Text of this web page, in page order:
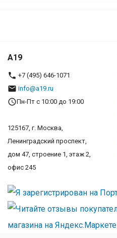
A19
+7 (495) 646-1071
info@a19.ru
Пн-Пт с 10:00 до 19:00
125167, г. Москва,
Ленинградский проспект,
дом 47, строение 1, этаж 2,
офис 245